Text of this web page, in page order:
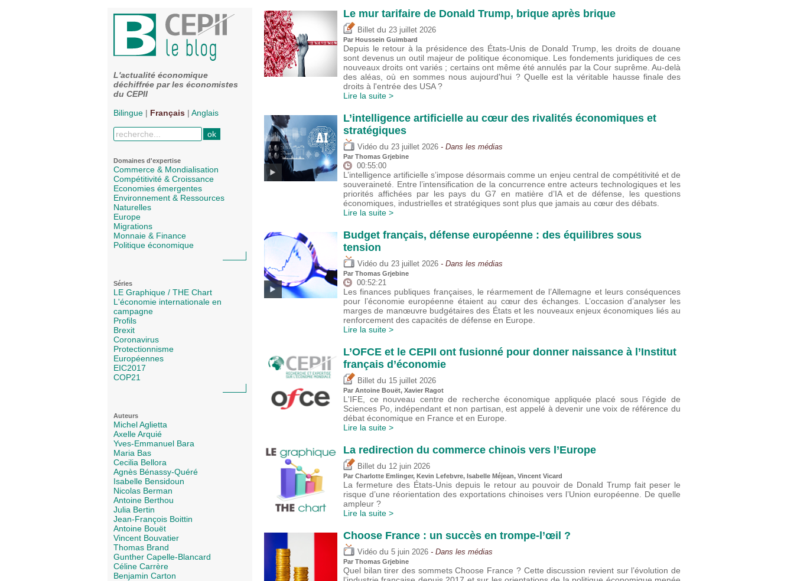
L'actualité économique
déchiffrée par les économistes
du CEPII
Bilingue | Français | Anglais
Domaines d'expertise
Commerce & Mondialisation
Compétitivité & Croissance
Economies émergentes
Environnement & Ressources
Naturelles
Europe
Migrations
Monnaie & Finance
Politique économique
Séries
LE Graphique / THE Chart
L'économie internationale en
campagne
Profils
Brexit
Coronavirus
Protectionnisme
Européennes
EIC2017
COP21
Auteurs
Michel Aglietta
Axelle Arquié
Yves-Emmanuel Bara
Maria Bas
Cecilia Bellora
Agnès Bénassy-Quéré
Isabelle Bensidoun
Nicolas Berman
Antoine Berthou
Julia Bertin
Jean-François Boittin
Antoine Bouët
Vincent Bouvatier
Thomas Brand
Gunther Capelle-Blancard
Céline Carrère
Benjamin Carton
Le mur tarifaire de Donald Trump, brique après brique
Billet du 23 juillet 2026
Par Houssein Guimbard
Depuis le retour à la présidence des États-Unis de Donald Trump, les droits de douane
sont devenus un outil majeur de politique économique. Les fondements juridiques de ces
nouveaux droits ont variés ; certains ont même été annulés par la Cour suprême. Au-delà
des aléas, où en sommes nous aujourd'hui ? Quelle est la véritable hausse finale des
droits à l'entrée des USA ?
Lire la suite >
L’intelligence artificielle au cœur des rivalités économiques et
stratégiques
Vidéo du 23 juillet 2026 - Dans les médias
Par Thomas Grjebine
00:55:00
L’intelligence artificielle s’impose désormais comme un enjeu central de compétitivité et de
souveraineté. Entre l’intensification de la concurrence entre acteurs technologiques et les
priorités affichées par les pays du G7 en matière d’IA et de défense, les questions
économiques, industrielles et stratégiques sont plus que jamais au cœur des débats.
Lire la suite >
Budget français, défense européenne : des équilibres sous
tension
Vidéo du 23 juillet 2026 - Dans les médias
Par Thomas Grjebine
00:52:21
Les finances publiques françaises, le réarmement de l’Allemagne et leurs conséquences
pour l’économie européenne étaient au cœur des échanges. L’occasion d’analyser les
marges de manœuvre budgétaires des États et les nouveaux enjeux économiques liés au
renforcement des capacités de défense en Europe.
Lire la suite >
L’OFCE et le CEPII ont fusionné pour donner naissance à l’Institut
français d’économie
Billet du 15 juillet 2026
Par Antoine Bouët, Xavier Ragot
L'IFE, ce nouveau centre de recherche économique appliquée placé sous l’égide de
Sciences Po, indépendant et non partisan, est appelé à devenir une voix de référence du
débat économique en France et en Europe.
Lire la suite >
La redirection du commerce chinois vers l’Europe
Billet du 12 juin 2026
Par Charlotte Emlinger, Kevin Lefebvre, Isabelle Méjean, Vincent Vicard
La fermeture des États-Unis depuis le retour au pouvoir de Donald Trump fait peser le
risque d’une réorientation des exportations chinoises vers l’Union européenne. De quelle
ampleur ?
Lire la suite >
Choose France : un succès en trompe-l’œil ?
Vidéo du 5 juin 2026 - Dans les médias
Par Thomas Grjebine
Quel bilan tirer des sommets Choose France ? Cette discussion revient sur l’évolution de